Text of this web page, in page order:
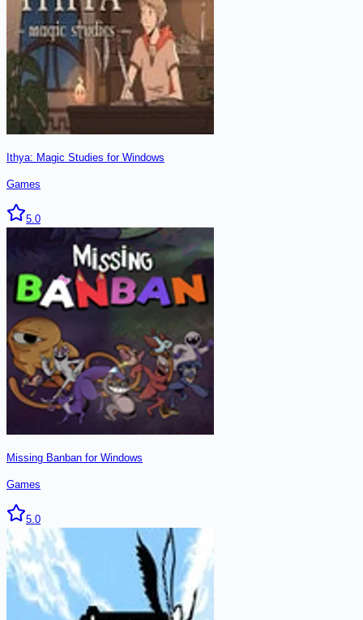
Ithya: Magic Studies for Windows
Games
5.0
Missing Banban for Windows
Games
5.0